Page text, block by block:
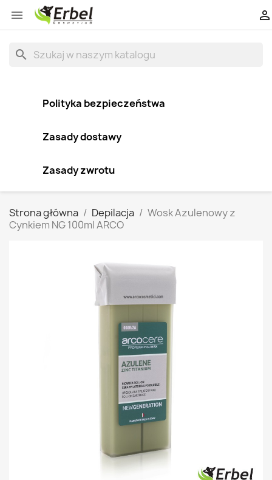
 
search
Polityka bezpieczeństwa
Zasady dostawy
Zasady zwrotu
Strona główna Depilacja
Wosk Azulenowy z
Cynkiem NG 100ml ARCO